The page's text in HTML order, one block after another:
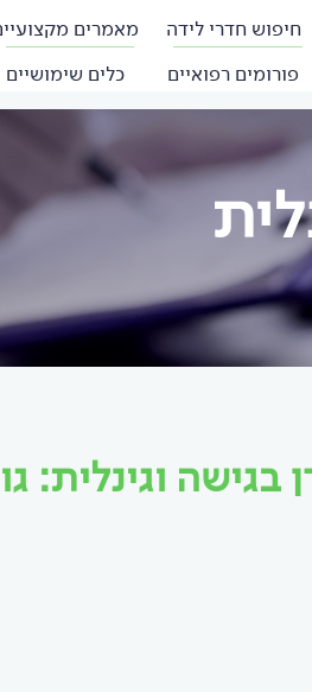
חיפוש חדרי לידה מאמרים
פורומים רפואיים כלים שימושיים
בגישה וגינלית: